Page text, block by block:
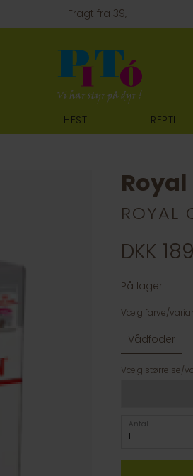
Fragt fra 39,-
HEST REPTIL
ROYAL
DKK
På lager
Vælg farve/
Vådfoder
Vælg størrelse/
Antal